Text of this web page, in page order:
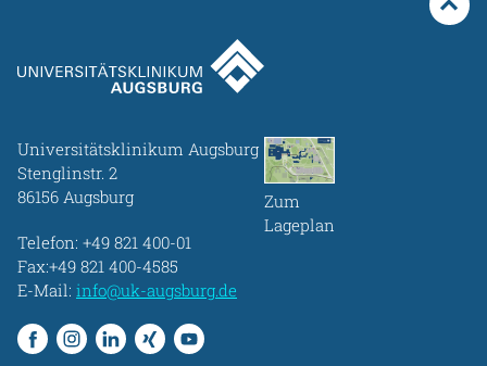
Universitätsklinikum Augsburg
Stenglinstr. 2
86156 Augsburg
Telefon: +49 821 400-01
Fax:+49 821 400-4585
E-Mail: info@uk-augsburg.de
Zum
Lageplan